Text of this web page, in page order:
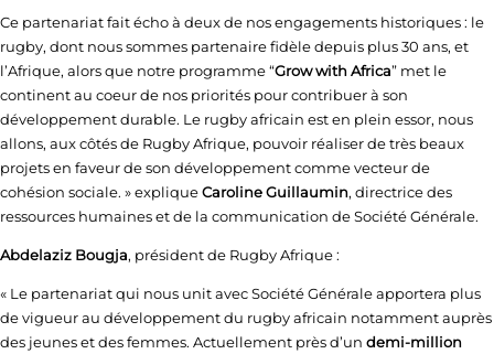
Ce partenariat fait écho à deux de nos engagements historiques : le
rugby, dont nous sommes partenaire fidèle depuis plus 30 ans, et
l’Afrique, alors que notre programme “Grow with Africa” met le
continent au coeur de nos priorités pour contribuer à son
développement durable. Le rugby africain est en plein essor, nous
allons, aux côtés de Rugby Afrique, pouvoir réaliser de très beaux
projets en faveur de son développement comme vecteur de
cohésion sociale. » expliqueCaroline Guillaumin, directrice des
ressources humaines et de la communication de Société Générale.
Abdelaziz Bougja, président de Rugby Afrique :
« Le partenariat qui nous unit avec Société Générale apportera plus
de vigueur au développement du rugby africain notamment auprès
des jeunes et des femmes. Actuellement près d’un demi-million